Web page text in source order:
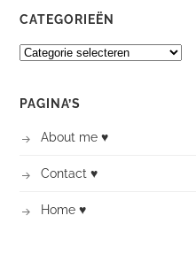
CATEGORIEËN
CATEGORIEËN
PAGINA’S
About me ♥
Contact ♥
Home ♥